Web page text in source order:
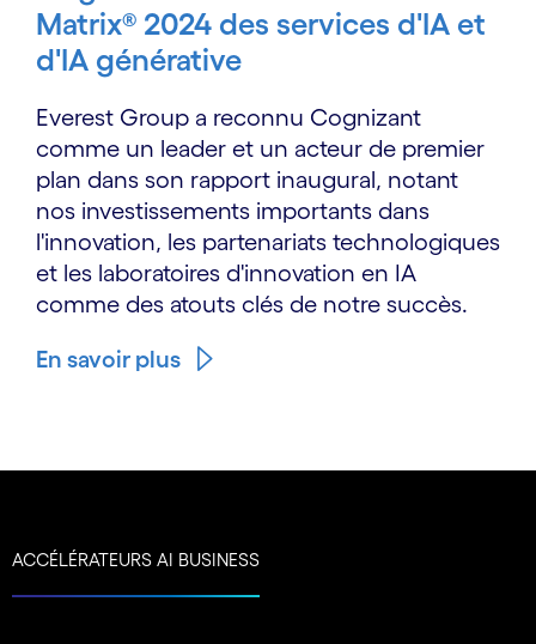
Matrix® 2024 des services d'IA et
d'IA générative
Everest Group a reconnu Cognizant
comme un leader et un acteur de premier
plan dans son rapport inaugural, notant
nos investissements importants dans
l'innovation, les partenariats technologiques
et les laboratoires d'innovation en IA
comme des atouts clés de notre succès.
En savoir plus
ACCÉLÉRATEURS AI BUSINESS